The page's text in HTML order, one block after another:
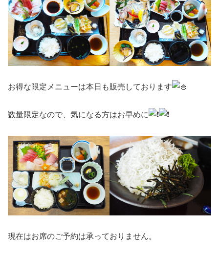
お得な限定メニューは本日も販売しております
数量限定なので、気になる方はお早めに
現在はお席のご予約は承っておりません。